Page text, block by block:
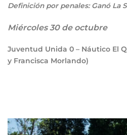
Definición por penales: Ganó La
Miércoles 30 de octubre
Juventud Unida 0 – Náutico El
y Francisca Morlando)